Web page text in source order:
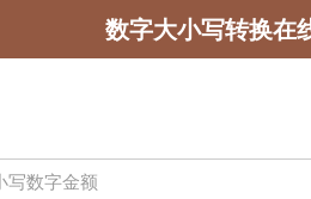
数字大小写转换在